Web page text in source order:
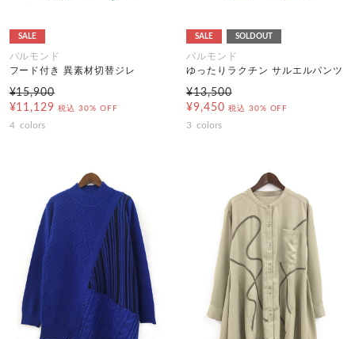
SALE
パルモンド
フード付き 異素材切替ジレ
¥15,900
¥11,129 税込 30% OFF
4 colors
SALE SOLDOUT
パルモンド
ゆったりラクチン サルエルパンツ
¥13,500
¥9,450 税込 30% OFF
3 colors